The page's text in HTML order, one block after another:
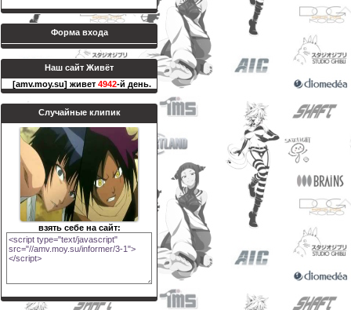
Форма входа
Наш сайт Живёт
[amv.moy.su] живет 4942-й день.
Случайные клипик
взять себе на сайт: